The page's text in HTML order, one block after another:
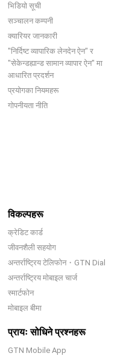
भिडियो सूची
सञ्चालन कम्पनी
क्यारियर जानकारी
"निर्दिष्ट व्यापारिक लेनदेन ऐन" र
"सेकेन्डह्यान्ड सामान व्यापार ऐन" मा
आधारित प्रदर्शन
प्रयोगका नियमहरू
गोपनीयता नीति
विकल्पहरू
क्रेडिट कार्ड
जीवनशैली सहयोग
अन्तर्राष्ट्रिय टेलिफोन・GTN Dial
अन्तर्राष्ट्रिय मोबाइल चार्ज
स्मार्टफोन
मोबाइल बीमा
प्रायः सोधिने प्रश्नहरू
GTN Mobile App